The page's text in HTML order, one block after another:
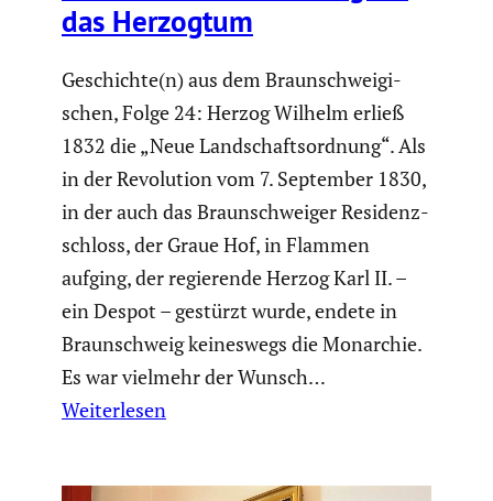
das Herzogtum
Geschichte(n) aus dem Braun­schwei­gi­
schen, Folge 24: Herzog Wilhelm erließ
1832 die „Neue Landschafts­ord­nung“. Als
in der Revolu­tion vom 7. September 1830,
in der auch das Braun­schweiger Residenz­
schloss, der Graue Hof, in Flammen
aufging, der regie­rende Herzog Karl II. –
ein Despot – gestürzt wurde, endete in
Braun­schweig keines­wegs die Monarchie.
Es war vielmehr der Wunsch…
Weiterlesen